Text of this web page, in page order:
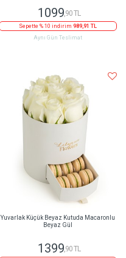
1099,90 TL
Sepette % 10 indirim 989,91 TL
Aynı Gün Teslimat
Yuvarlak Küçük Beyaz Kutuda Macaronlu
Beyaz Gül
1399,90 TL